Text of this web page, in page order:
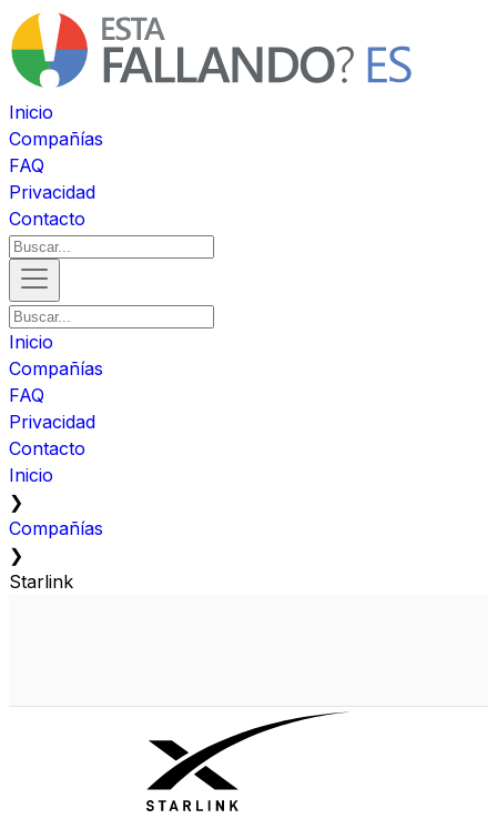
Inicio
Compañías
FAQ
Privacidad
Contacto
Inicio
Compañías
FAQ
Privacidad
Contacto
Inicio
❯
Compañías
❯
Starlink